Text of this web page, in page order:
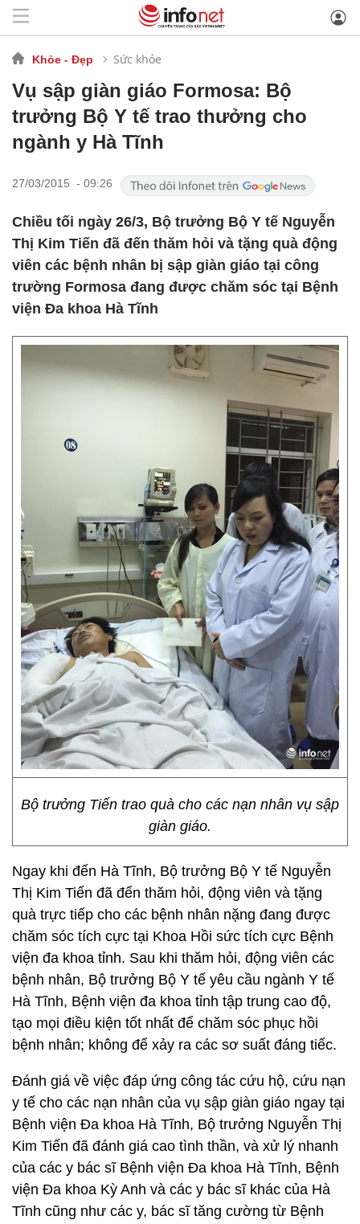
Khỏe - Đẹp Sức khỏe
Vụ sập giàn giáo Formosa: Bộ
trưởng Bộ Y tế trao thưởng cho
ngành y Hà Tĩnh
27/03/2015 - 09:26
Chiều tối ngày 26/3, Bộ trưởng Bộ Y tế Nguyễn
Thị Kim Tiến đã đến thăm hỏi và tặng quà động
viên các bệnh nhân bị sập giàn giáo tại công
trường Formosa đang được chăm sóc tại Bệnh
viện Đa khoa Hà Tĩnh
Bộ trưởng Tiến trao quà cho các nạn nhân vụ sập
giàn giáo.
Ngay khi đến Hà Tĩnh, Bộ trưởng Bộ Y tế Nguyễn
Thị Kim Tiến đã đến thăm hỏi, động viên và tặng
quà trực tiếp cho các bệnh nhân nặng đang được
chăm sóc tích cực tại Khoa Hồi sức tích cực Bệnh
viện đa khoa tỉnh. Sau khi thăm hỏi, động viên các
bệnh nhân, Bộ trưởng Bộ Y tế yêu cầu ngành Y tế
Hà Tĩnh, Bệnh viện đa khoa tỉnh tập trung cao độ,
tạo mọi điều kiện tốt nhất để chăm sóc phục hồi
bệnh nhân; không để xảy ra các sơ suất đáng tiếc.
Đánh giá về việc đáp ứng công tác cứu hộ, cứu nạn
y tế cho các nạn nhân của vụ sập giàn giáo ngay tại
Bệnh viện Đa khoa Hà Tĩnh, Bộ trưởng Nguyễn Thị
Kim Tiến đã đánh giá cao tình thần, và xử lý nhanh
của các y bác sĩ Bệnh viện Đa khoa Hà Tĩnh, Bệnh
viện Đa khoa Kỳ Anh và các y bác sĩ khác của Hà
Tĩnh cũng như các y, bác sĩ tăng cường từ Bệnh